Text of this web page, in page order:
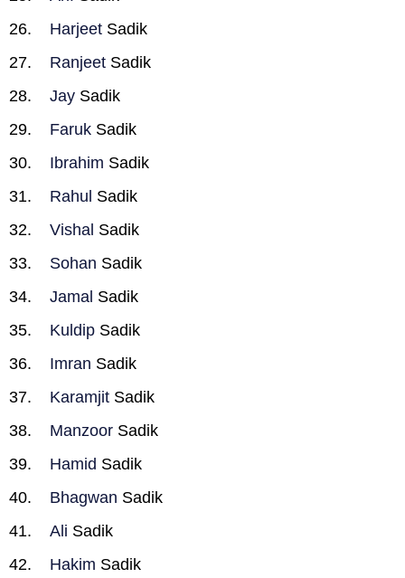
Harjeet Sadik
Ranjeet Sadik
Jay Sadik
Faruk Sadik
Ibrahim Sadik
Rahul Sadik
Vishal Sadik
Sohan Sadik
Jamal Sadik
Kuldip Sadik
Imran Sadik
Karamjit Sadik
Manzoor Sadik
Hamid Sadik
Bhagwan Sadik
Ali Sadik
Hakim Sadik